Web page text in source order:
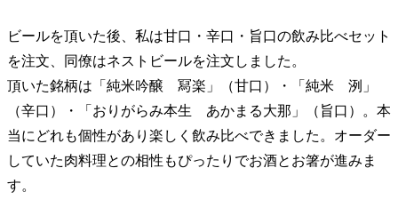
ビールを頂いた後、私は甘口・辛口・旨口の飲み比べセット
を注文、同僚はネストビールを注文しました。
頂いた銘柄は「純米吟醸 冩楽」（甘口）・「純米 洌」
（辛口）・「おりがらみ本生 あかまる大那」（旨口）。本
当にどれも個性があり楽しく飲み比べできました。オーダー
していた肉料理との相性もぴったりでお酒とお箸が進みま
す。